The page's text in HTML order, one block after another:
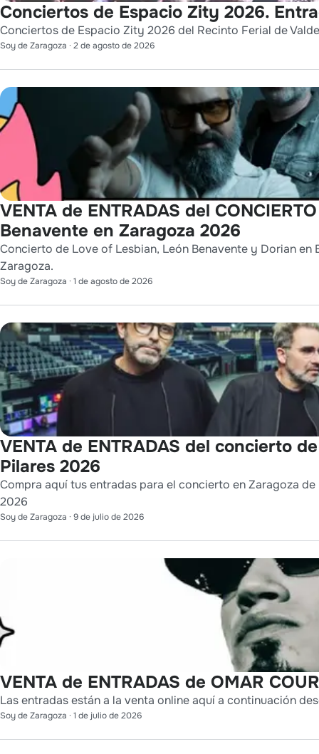
Conciertos de Espacio Zity 2026.
Conciertos de Espacio Zity 2026 del Recinto Ferial de
Soy de Zaragoza · 2 de agosto de 2026
VENTA de ENTRADAS del
Benavente en Zaragoza 2026
Concierto de Love of Lesbian, León Benavente y Dorian
Zaragoza.
Soy de Zaragoza · 1 de agosto de 2026
VENTA de ENTRADAS del concierto
Pilares 2026
Compra aquí tus entradas para el concierto en Zaragoza
2026
Soy de Zaragoza · 9 de julio de 2026
VENTA de ENTRADAS de OMAR
Las entradas están a la venta online aquí a continuación
Soy de Zaragoza · 1 de julio de 2026